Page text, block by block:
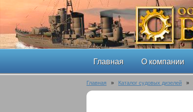
Главная О компании
Главная » Каталог судовых дизелей »